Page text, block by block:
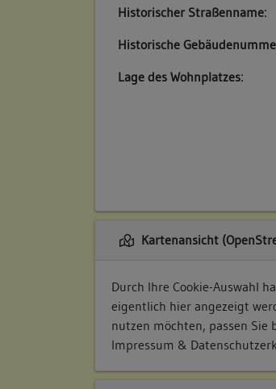
Historischer Straßenname:
Historische
Lage des Wohnplatzes:
Kartenansicht
Durch Ihre Cookie-Auswahl
eigentlich hier angezeigt
nutzen möchten, passen
Impressum &